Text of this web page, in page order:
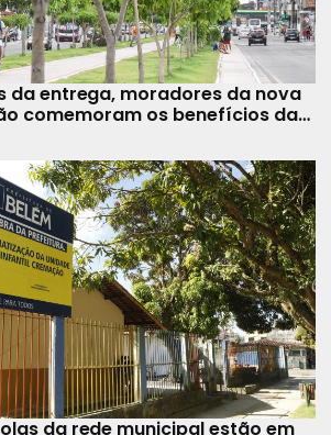
da entrega, moradores da nova
comemoram os benefícios da
da rede municipal estão em